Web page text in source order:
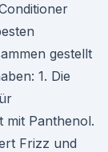
gestellt
1. Die
mit Panthenol.
Frizz und